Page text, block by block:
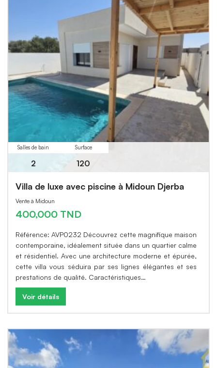
Salles de bain
2
Surface
120
Villa de luxe avec piscine à Midoun Djerba
Vente à Midoun
400,000 TND
Référence: AVP0232 Découvrez cette magnifique maison
contemporaine, idéalement située dans un quartier calme
et résidentiel. Avec une architecture moderne et épurée,
cette villa vous séduira par ses lignes élégantes et ses
prestations de qualité. Caractéristiques…
Voir détails